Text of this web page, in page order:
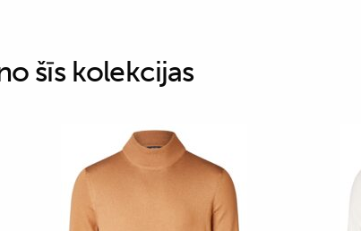
šīs kolekcijas